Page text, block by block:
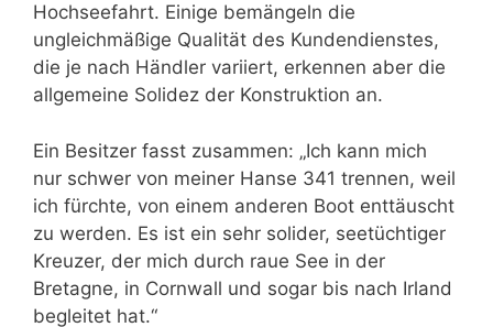
Hochseefahrt. Einige bemängeln die
ungleichmäßige Qualität des Kundendienstes,
die je nach Händler variiert, erkennen aber die
allgemeine Solidez der Konstruktion an.
Ein Besitzer fasst zusammen: „Ich kann mich
nur schwer von meiner Hanse 341 trennen, weil
ich fürchte, von einem anderen Boot enttäuscht
zu werden. Es ist ein sehr solider, seetüchtiger
Kreuzer, der mich durch raue See in der
Bretagne, in Cornwall und sogar bis nach Irland
begleitet hat.“